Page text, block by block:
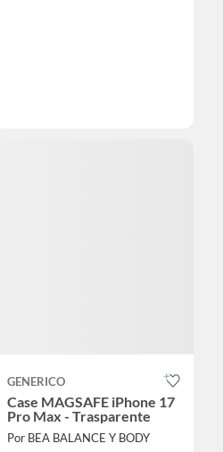
GENERICO
Case MAGSAFE iPhone 17
Pro Max - Trasparente
Por BEA BALANCE Y BODY